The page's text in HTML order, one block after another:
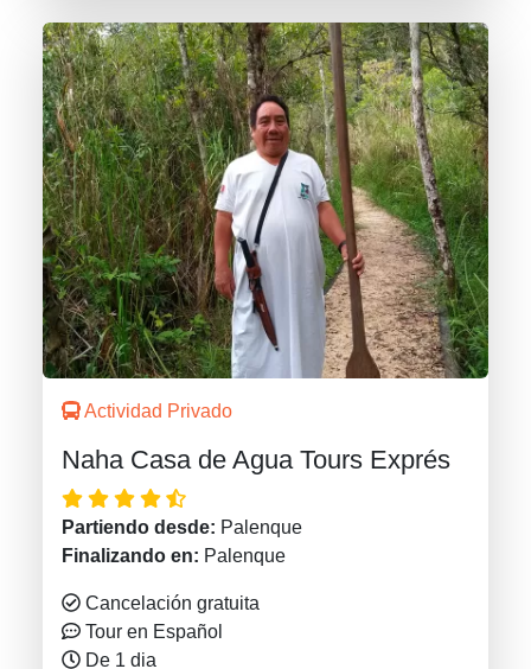
Actividad Privado
Naha Casa de Agua Tours Exprés
Partiendo desde: Palenque
Finalizando en: Palenque
Cancelación gratuita
Tour en Español
De 1 dia